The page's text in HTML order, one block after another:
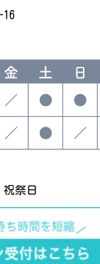
16
祝祭日